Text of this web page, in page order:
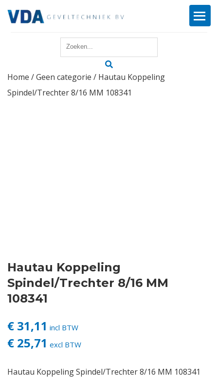
Reparatie
Login
Vacatures
Home /Geen categorie / Hautau Koppeling
Spindel/Trechter 8/16 MM 108341
Hautau Koppeling
Spindel/Trechter 8/16 MM
108341
€ 31,11 incl BTW
€ 25,71 excl BTW
Hautau Koppeling Spindel/Trechter 8/16 MM 108341